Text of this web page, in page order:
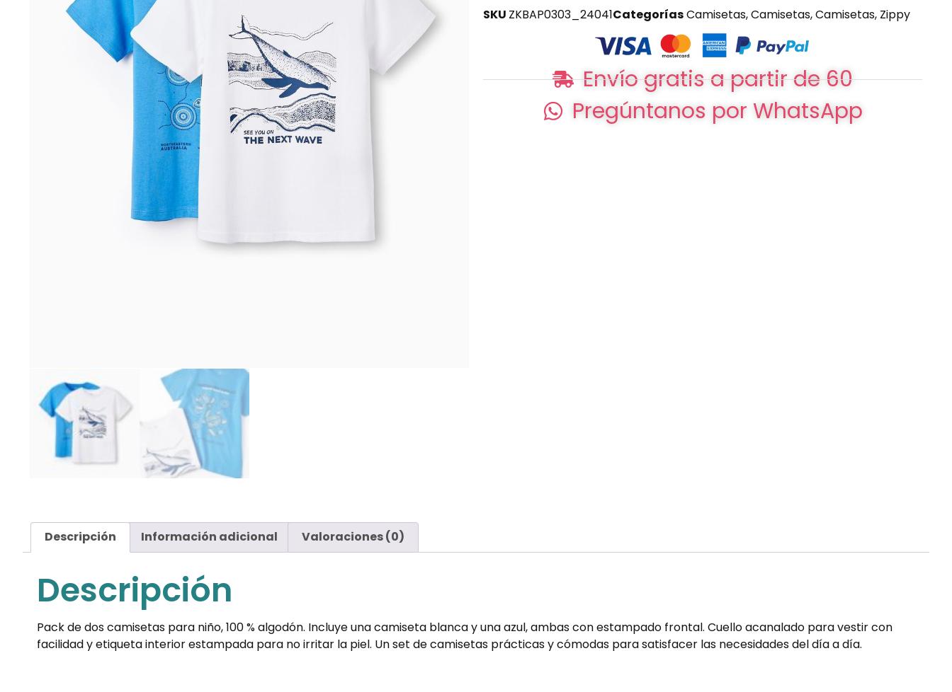
SKU ZKBAP0303_24041CategoríasCamisetas,Camisetas,Camisetas, Zippy
Envío gratis a partir de 60
Pregúntanos por WhatsApp
Descripción Información adicional Valoraciones (0)
Descripción
Pack de dos camisetas para niño, 100 % algodón. Incluye una camiseta blanca y una azul, ambas con estampado frontal. Cuello acanalado para vestir con
facilidad y etiqueta interior estampada para no irritar la piel. Un set de camisetas prácticas y cómodas para satisfacer las necesidades del día a día.